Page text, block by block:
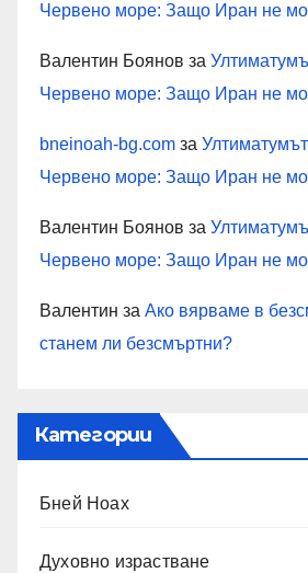
Червено море: Защо Иран не
Валентин Боянов за
Червено море: Защо Иран не
bneinoah-bg.com за
Червено море: Защо Иран не
Валентин Боянов за
Червено море: Защо Иран не
Валентин за Ако вярваме в
станем ли безсмъртни?
Категории
Бней Ноах
Духовно израстване